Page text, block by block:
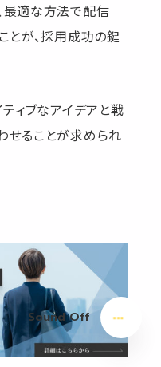
Sound Off
最適な方法で配信
とが、採用成功の鍵
ィブなアイデアと戦
せることが求められ